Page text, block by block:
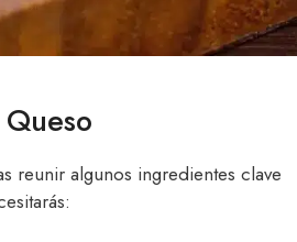
reunir algunos ingredientes clave